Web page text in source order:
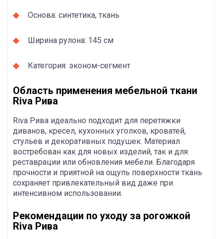
Основа: синтетика, ткань
Ширина рулона: 145 см
Категория: эконом-сегмент
Область применения мебельной ткани
Riva Рива
Riva Рива идеально подходит для перетяжки
диванов, кресел, кухонных уголков, кроватей,
стульев и декоративных подушек. Материал
востребован как для новых изделий, так и для
реставрации или обновления мебели. Благодаря
прочности и приятной на ощупь поверхности ткань
сохраняет привлекательный вид даже при
интенсивном использовании.
Рекомендации по уходу за рогожкой
Riva Рива